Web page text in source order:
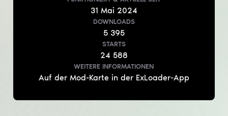
31 Mai 2024
DOWNLOADS
5 395
STARTS
24 588
WEITERE INFORMATIONEN
Auf der Mod-Karte in der ExLoader-App